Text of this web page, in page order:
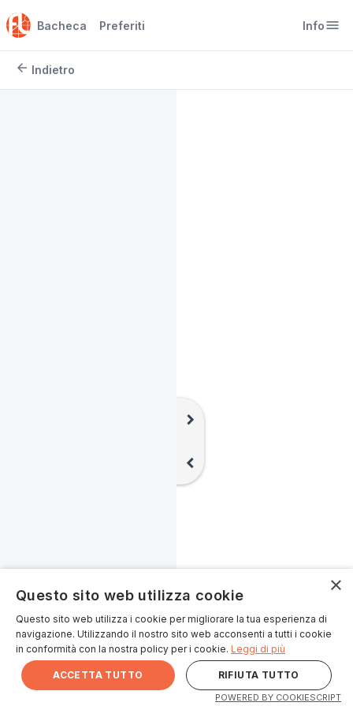
Bacheca Preferiti Infomenu
arrow_back Indietro
chevron_right
chevron_left
×
Questo sito web utilizza cookie
Questo sito web utilizza i cookie per migliorare la tua esperienza di
navigazione. Utilizzando il nostro sito web acconsenti a tutti i cookie
in conformità con la nostra policy per i cookie. Leggi di più
ACCETTA TUTTO RIFIUTA TUTTO
POWERED BY COOKIESCRIPT